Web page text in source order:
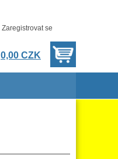
Zaregistrovat se
0,00 CZK